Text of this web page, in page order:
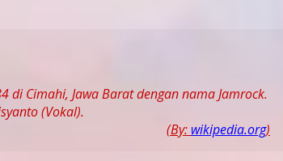
Cimahi, Jawa Barat dengan nama Jamrock.
(Vokal).
(By: wikipedia.org)